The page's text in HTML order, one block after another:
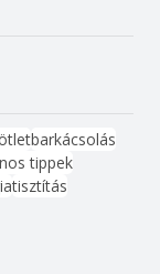
barkácsolás
tippek
tisztítás